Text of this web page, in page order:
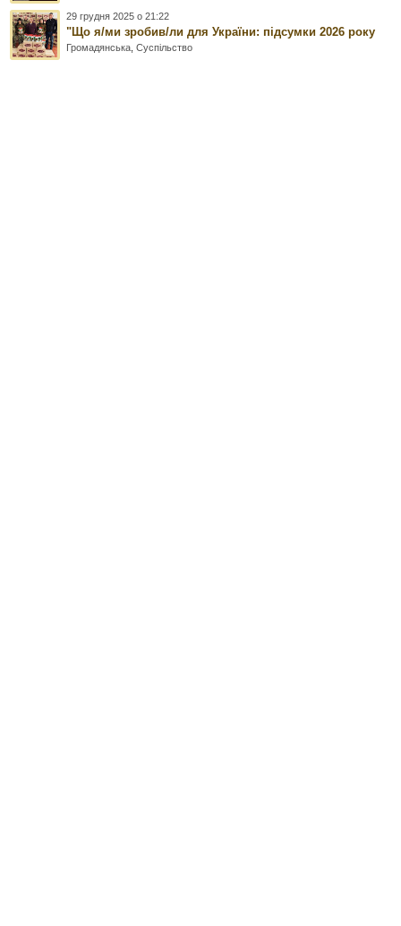
29 грудня 2025 о 21:22
"Що я/ми зробив/ли для України: підсумки 2026 року
Громадянська,Суспільство